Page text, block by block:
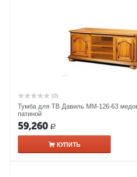
(0)
Тумба для ТВ Давиль ММ-126-63
патиной
59,260 Р
КУПИТЬ